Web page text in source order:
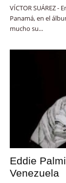
VÍCTOR SUÁREZ
Panamá, en el
mucho su...
Eddie
Venezuela